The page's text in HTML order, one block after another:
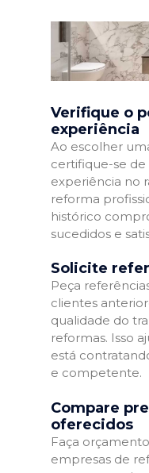
Verifique o
experiência
Ao escolher
certifique-se
experiência no
reforma
histórico
sucedidos e
Solicite
Peça
clientes
qualidade do
reformas. Isso
está
e competente.
Compare
oferecidos
Faça
empresas de